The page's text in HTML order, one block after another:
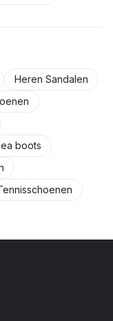
Heren Sandalen
boots